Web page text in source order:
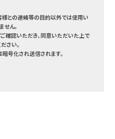
との連絡等の目的以外では使用い
せん。
確認いただき、同意いただいた上で
さい。
号化され送信されます。